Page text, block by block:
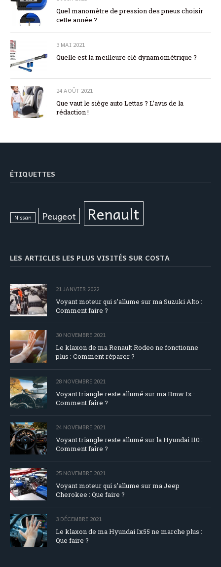
Quel manomètre de pression des pneus choisir
cette année ?
3 MAI 2021
Quelle est la meilleure clé dynamométrique ?
24 AOÛT 2021
Que vaut le siège auto Lettas ? L’avis de la
rédaction !
ÉTIQUETTES
Nissan Peugeot Renault
LES ARTICLES LES PLUS VISITÉS SUR COSTA
21 JANVIER 2022
Voyant moteur qui s’allume sur ma Suzuki Alto :
Comment faire ?
30 NOVEMBRE 2021
Le klaxon de ma Renault Rodeo ne fonctionne
plus : Comment réparer ?
28 NOVEMBRE 2021
Voyant triangle reste allumé sur ma Bmw Ix :
Comment faire ?
24 NOVEMBRE 2021
Voyant triangle reste allumé sur la Hyundai I10 :
Comment faire ?
25 NOVEMBRE 2021
Voyant moteur qui s’allume sur ma Jeep
Cherokee : Que faire ?
3 DÉCEMBRE 2021
Le klaxon de ma Hyundai Ix55 ne marche plus :
Que faire ?